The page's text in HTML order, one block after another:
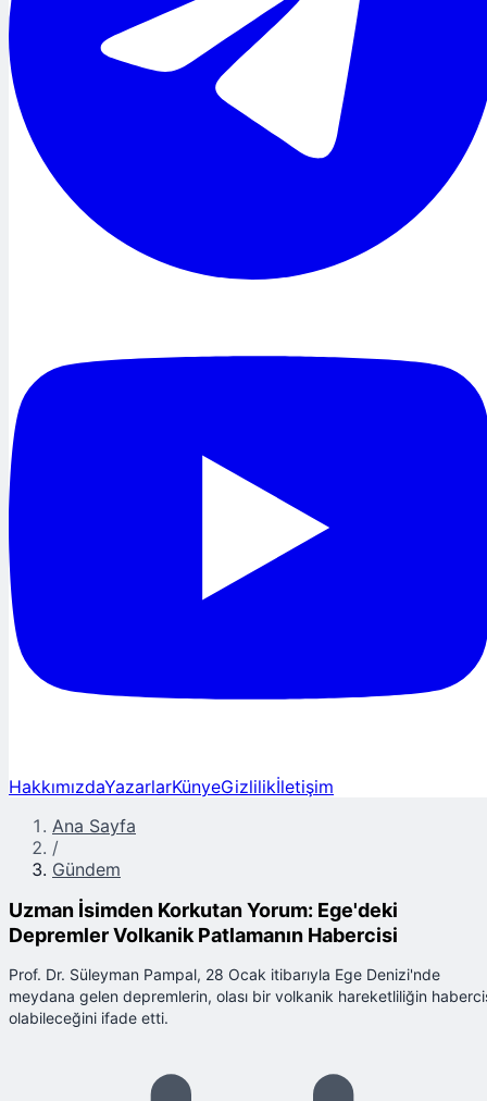
HakkımızdaYazarlarKünyeGizlilikİletişim
Ana Sayfa
/
Gündem
Uzman İsimden Korkutan Yorum: Ege'deki
Depremler Volkanik Patlamanın Habercisi
Prof. Dr. Süleyman Pampal, 28 Ocak itibarıyla Ege Denizi'nde
meydana gelen depremlerin, olası bir volkanik hareketliliğin
olabileceğini ifade etti.